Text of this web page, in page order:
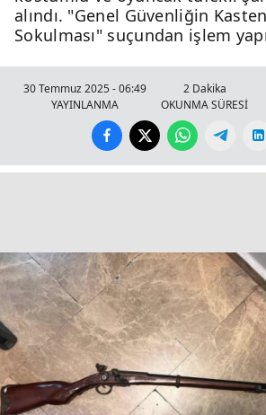
alındı. "Genel Güvenliğin
Sokulması" suçundan işlem
30 Temmuz 2025 - 06:49
YAYINLANMA
2 Dakika
OKUNMA SÜRESİ